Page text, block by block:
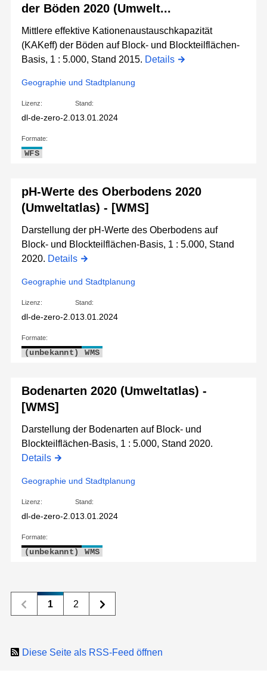
der Böden 2020 (Umwelt...
Mittlere effektive Kationenaustauschkapazität
(KAKeff) der Böden auf Block- und Blockteilflächen-
Basis, 1 : 5.000, Stand 2015. Details
Geographie und Stadtplanung
Lizenz:
dl-de-zero-2.0
Stand:
13.01.2024
Formate:
WFS
pH-Werte des Oberbodens 2020
(Umweltatlas) - [WMS]
Darstellung der pH-Werte des Oberbodens auf
Block- und Blockteilflächen-Basis, 1 : 5.000, Stand
2020. Details
Geographie und Stadtplanung
Lizenz:
dl-de-zero-2.0
Stand:
13.01.2024
Formate:
(unbekannt) WMS
Bodenarten 2020 (Umweltatlas) -
[WMS]
Darstellung der Bodenarten auf Block- und
Blockteilflächen-Basis, 1 : 5.000, Stand 2020.
Details
Geographie und Stadtplanung
Lizenz:
dl-de-zero-2.0
Stand:
13.01.2024
Formate:
(unbekannt) WMS
1 2
Diese Seite als RSS-Feed öffnen